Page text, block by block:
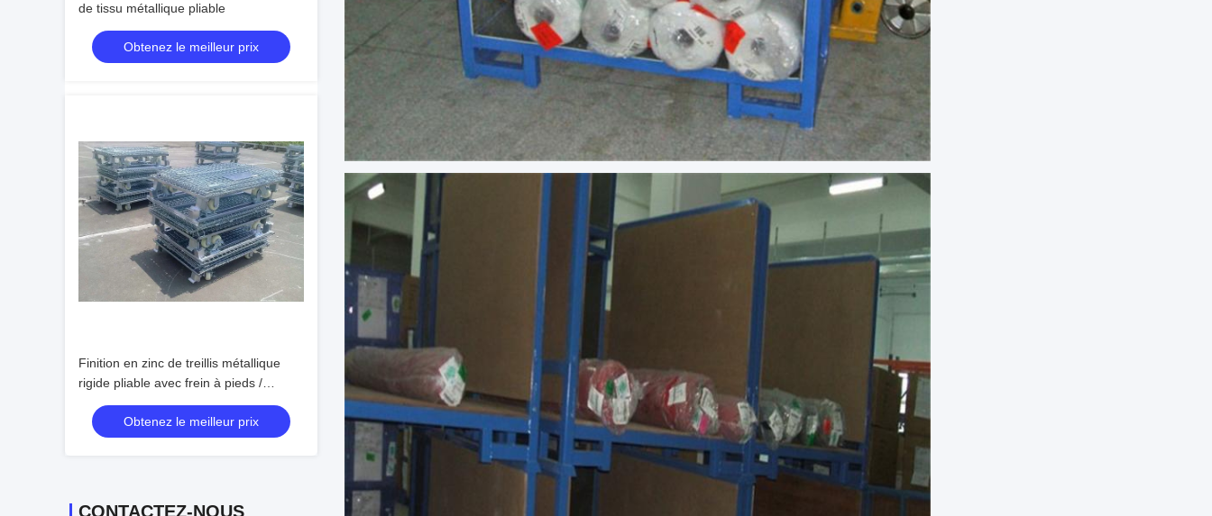
de tissu métallique pliable
Obtenez le meilleur prix
Finition en zinc de treillis métallique
rigide pliable avec frein à pieds /
rouleaux
Obtenez le meilleur prix
CONTACTEZ-NOUS